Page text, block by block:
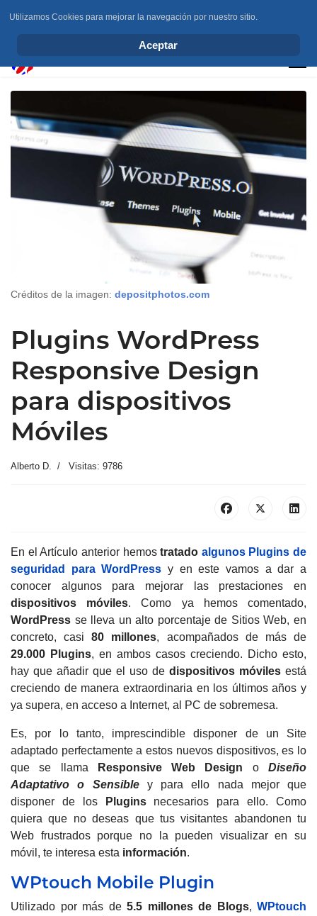
Créditos de la imagen: depositphotos.com
Plugins WordPress
Responsive Design
para dispositivos
Móviles
Alberto D. Visitas: 9786
En el Artículo anterior hemostratado algunos Plugins de
seguridad para WordPress y en este vamos a dar a
conocer algunos para mejorar las prestaciones en
dispositivos móviles. Como ya hemos comentado,
WordPress se lleva un alto porcentaje de Sitios Web, en
concreto, casi80 millones, acompañados de más de
29.000 Plugins, en ambos casos creciendo. Dicho esto,
hay que añadir que el uso de dispositivos móviles está
creciendo de manera extraordinaria en los últimos años y
ya supera, en acceso a Internet, al PC de sobremesa.
Es, por lo tanto, imprescindible disponer de un Site
adaptado perfectamente a estos nuevos dispositivos, es lo
que se llama
Responsive Web Design oDiseño
Adaptativo o Sensibley para ello nada mejor que
disponer de los
Pluginsnecesarios para ello. Como
quiera que no deseas que tus visitantes abandonen tu
Web frustrados porque no la pueden visualizar en su
móvil, te interesa esta información.
WPtouch Mobile Plugin
Utilizado por más de 5.5 millones de Blogs, WPtouch
Utilizamos Cookies para mejorar la navegación por nuestro sitio.
Aceptar